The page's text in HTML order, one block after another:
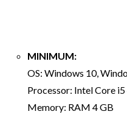
MINIMUM:
OS: Windows 10,
Processor: Intel Core
Memory: RAM 4 GB